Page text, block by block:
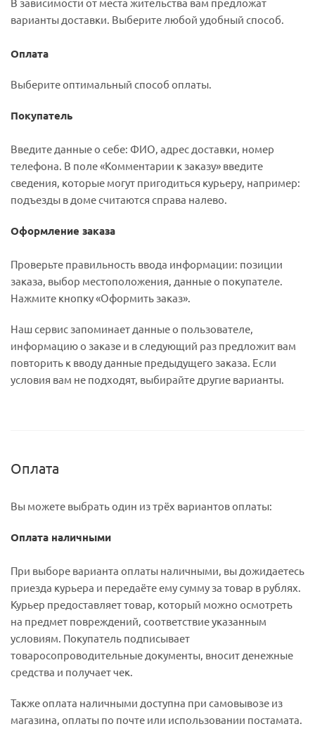
варианты доставки. Выберите любой удобный способ.
Оплата
Выберите оптимальный способ оплаты.
Покупатель
Введите данные о себе: ФИО, адрес доставки, номер
телефона. В поле «Комментарии к заказу» введите
сведения, которые могут пригодиться курьеру, например:
подъезды в доме считаются справа налево.
Оформление заказа
Проверьте правильность ввода информации: позиции
заказа, выбор местоположения, данные о покупателе.
Нажмите кнопку «Оформить заказ».
Наш сервис запоминает данные о пользователе,
информацию о заказе и в следующий раз предложит вам
повторить к вводу данные предыдущего заказа. Если
условия вам не подходят, выбирайте другие варианты.
Оплата
Вы можете выбрать один из трёх вариантов оплаты:
Оплата наличными
При выборе варианта оплаты наличными, вы дожидаетесь
приезда курьера и передаёте ему сумму за товар в рублях.
Курьер предоставляет товар, который можно осмотреть
на предмет повреждений, соответствие указанным
условиям. Покупатель подписывает
товаросопроводительные документы, вносит денежные
средства и получает чек.
Также оплата наличными доступна при самовывозе из
магазина, оплаты по почте или использовании постамата.